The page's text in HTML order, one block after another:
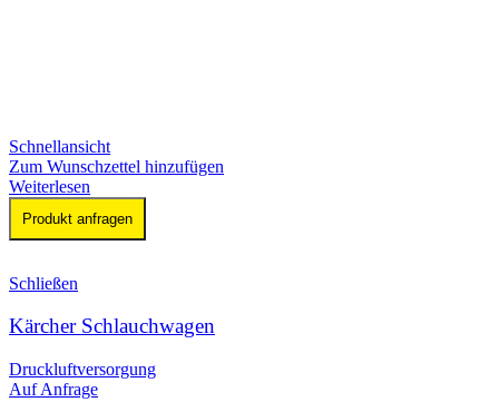
Schnellansicht
Zum Wunschzettel hinzufügen
Weiterlesen
Produkt anfragen
Schließen
Kärcher Schlauchwagen
Druckluftversorgung
Auf Anfrage